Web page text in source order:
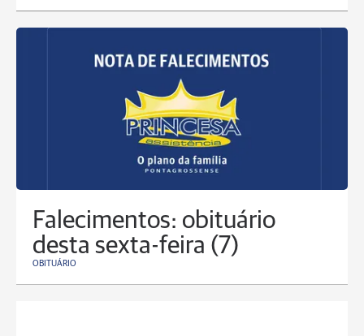
Falecimentos: obituário
desta sexta-feira (7)
OBITUÁRIO